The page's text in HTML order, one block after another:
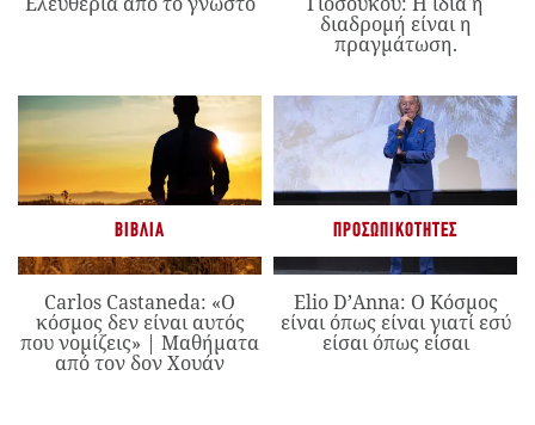
διαδρομή είναι η
πραγμάτωση.
ΒΙΒΛΊΑ
Carlos Castaneda: «Ο
κόσμος δεν είναι αυτός
που νομίζεις» | Μαθήματα
από τον δον Χουάν
ΠΡΟΣΩΠΙΚΌΤΗΤΕΣ
Elio D’Anna: Ο Κόσμος
είναι όπως είναι γιατί εσύ
είσαι όπως είσαι